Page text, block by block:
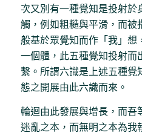
次又別有一種覺知是投射於
觸，例如粗糙與平滑，而被
般基於眾覺知而作「我」想
一個體，此五種覺知投射而
繫。所謂六識是上述五種覺
態之開展由此六識而來。
輪迴由此發展與增長，而吾
迷亂之本，而無明之本為我